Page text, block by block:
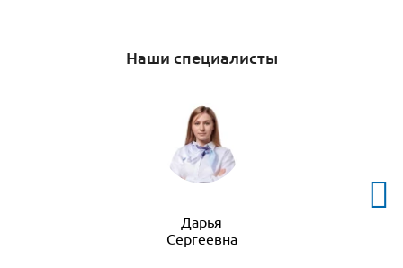
Наши специалисты
Дарья
Сергеевна